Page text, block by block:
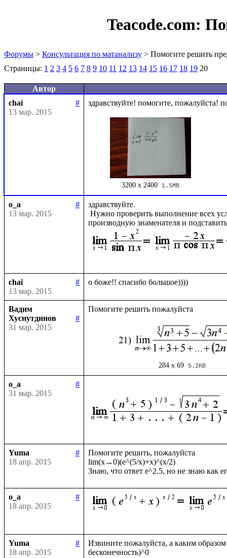
Teacode.com:
Форумы > Консультация по матанализу > Помогите решить
Страницы: 1 2 3 4 5 6 7 8 9 10 11 12 13 14 15 16 17 18 19 20
Автор
chai
#
13 мар. 2015
3200 x 2400 1.5MB
o_a
#
13 мар. 2015
здравствуйте.
производную знаменателя и
chai
#
13 мар. 2015
Вадим
Хуснутдинов
#
31 мар. 2015
284 x 69 5.2KB
o_a
#
31 мар. 2015
Yuma
#
18 апр. 2015
Помогите решить, пожалуйста
lim(x→0)(e^(5/x)+x)^(x/2)
o_a
#
18 апр. 2015
Yuma
#
18 апр. 2015
Извините пожалуйста, а каким